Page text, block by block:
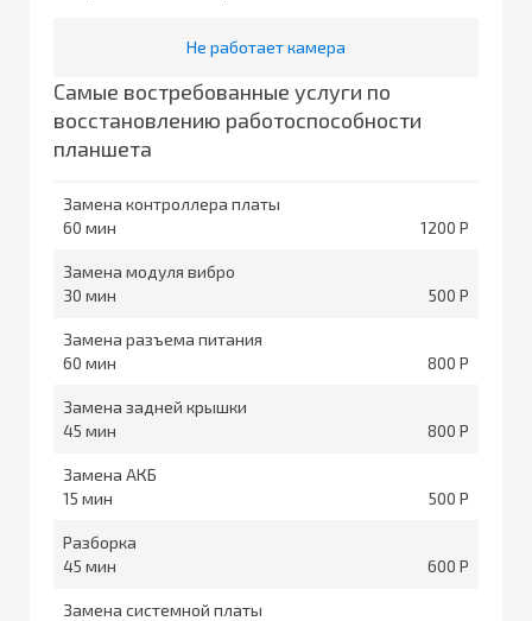
Не работает камера
Самые востребованные услуги по
восстановлению работоспособности
планшета
Замена контроллера платы
60
1200
Замена модуля вибро
30
500
Замена разъема питания
60
800
Замена задней крышки
45
800
Замена АКБ
15
500
Разборка
45
600
Замена системной платы